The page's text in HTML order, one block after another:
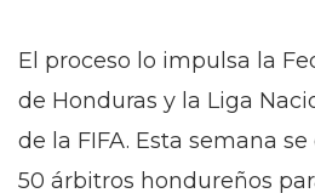
El proceso lo impulsa la
de Honduras y la Liga
de la FIFA. Esta semana
50 árbitros hondureños